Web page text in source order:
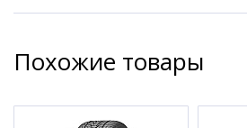
Похожие товары